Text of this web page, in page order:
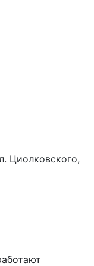
Циолковского,